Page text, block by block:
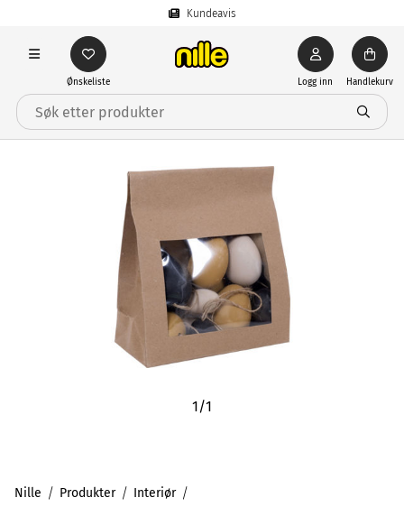
Kundeavis
Ønskeliste Logg inn Handlekurv
1/1
Nille Produkter Interiør